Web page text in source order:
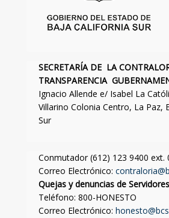
SECRETARÍA DE LA
TRANSPARENCIA
Ignacio Allende e/ Isabel La
Villarino Colonia Centro, La Paz,
Sur
Conmutador (612) 123 9400 ext.
Correo Electrónico:
Quejas y denuncias de
Teléfono: 800-HONESTO
Correo Electrónico: